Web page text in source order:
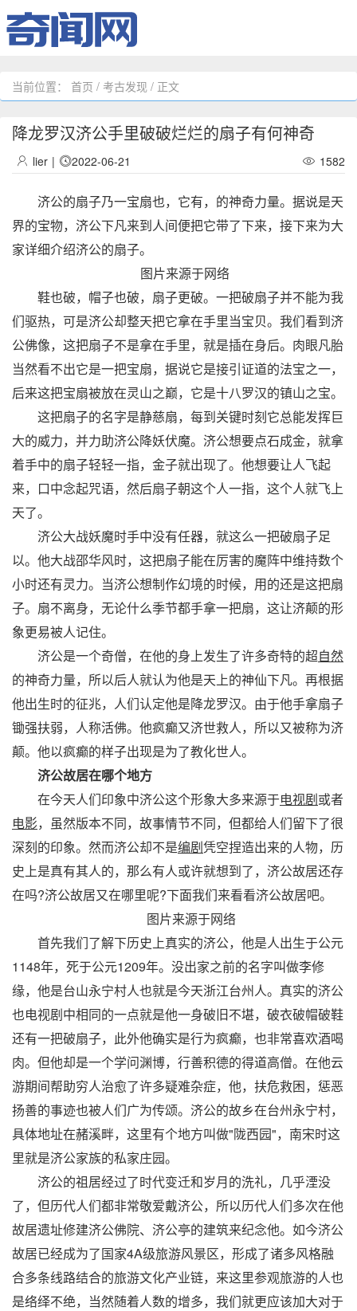
当前位置： 首页 / 考古发现 / 正文
降龙罗汉济公手里破破烂烂的扇子有何神奇
lier | 2022-06-21 1582
济公的扇子乃一宝扇也，它有，的神奇力量。据说是天
界的宝物，济公下凡来到人间便把它带了下来，接下来为大
家详细介绍济公的扇子。
图片来源于网络
鞋也破，帽子也破，扇子更破。一把破扇子并不能为我
们驱热，可是济公却整天把它拿在手里当宝贝。我们看到济
公佛像，这把扇子不是拿在手里，就是插在身后。肉眼凡胎
当然看不出它是一把宝扇，据说它是接引证道的法宝之一，
后来这把宝扇被放在灵山之巅，它是十八罗汉的镇山之宝。
这把扇子的名字是静慈扇，每到关键时刻它总能发挥巨
大的威力，并力助济公降妖伏魔。济公想要点石成金，就拿
着手中的扇子轻轻一指，金子就出现了。他想要让人飞起
来，口中念起咒语，然后扇子朝这个人一指，这个人就飞上
天了。
济公大战妖魔时手中没有任器，就这么一把破扇子足
以。他大战邵华风时，这把扇子能在厉害的魔阵中维持数个
小时还有灵力。当济公想制作幻境的时候，用的还是这把扇
子。扇不离身，无论什么季节都手拿一把扇，这让济颠的形
象更易被人记住。
济公是一个奇僧，在他的身上发生了许多奇特的超自然
的神奇力量，所以后人就认为他是天上的神仙下凡。再根据
他出生时的征兆，人们认定他是降龙罗汉。由于他手拿扇子
锄强扶弱，人称活佛。他疯癫又济世救人，所以又被称为济
颠。他以疯癫的样子出现是为了教化世人。
济公故居在哪个地方
在今天人们印象中济公这个形象大多来源于电视剧或者
电影，虽然版本不同，故事情节不同，但都给人们留下了很
深刻的印象。然而济公却不是编剧凭空捏造出来的人物，历
史上是真有其人的，那么有人或许就想到了，济公故居还存
在吗?济公故居又在哪里呢?下面我们来看看济公故居吧。
图片来源于网络
首先我们了解下历史上真实的济公，他是人出生于公元
1148年，死于公元1209年。没出家之前的名字叫做李修
缘，他是台山永宁村人也就是今天浙江台州人。真实的济公
也电视剧中相同的一点就是他一身破旧不堪，破衣破帽破鞋
还有一把破扇子，此外他确实是行为疯癫，也非常喜欢酒喝
肉。但他却是一个学问渊博，行善积德的得道高僧。在他云
游期间帮助穷人治愈了许多疑难杂症，他，扶危救困，惩恶
扬善的事迹也被人们广为传颂。济公的故乡在台州永宁村，
具体地址在赭溪畔，这里有个地方叫做"陇西园"，南宋时这
里就是济公家族的私家庄园。
济公的祖居经过了时代变迁和岁月的洗礼，几乎湮没
了，但历代人们都非常敬爱戴济公，所以历代人们多次在他
故居遗址修建济公佛院、济公亭的建筑来纪念他。如今济公
故居已经成为了国家4A级旅游风景区，形成了诸多风格融
合多条线路结合的旅游文化产业链，来这里参观旅游的人也
是络绎不绝，当然随着人数的增多，我们就更应该加大对于